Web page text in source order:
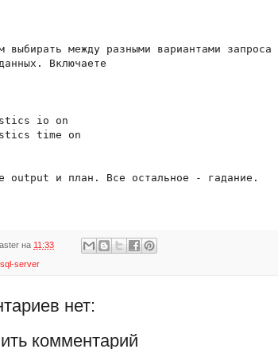
выбирать между разными вариантами
Включаете
io on
time on
на 11:33
sql-server
нет:
комментарий